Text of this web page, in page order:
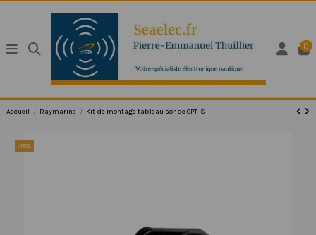
0
Accueil Raymarine Kit de montage tableau sonde CPT-S
-15%